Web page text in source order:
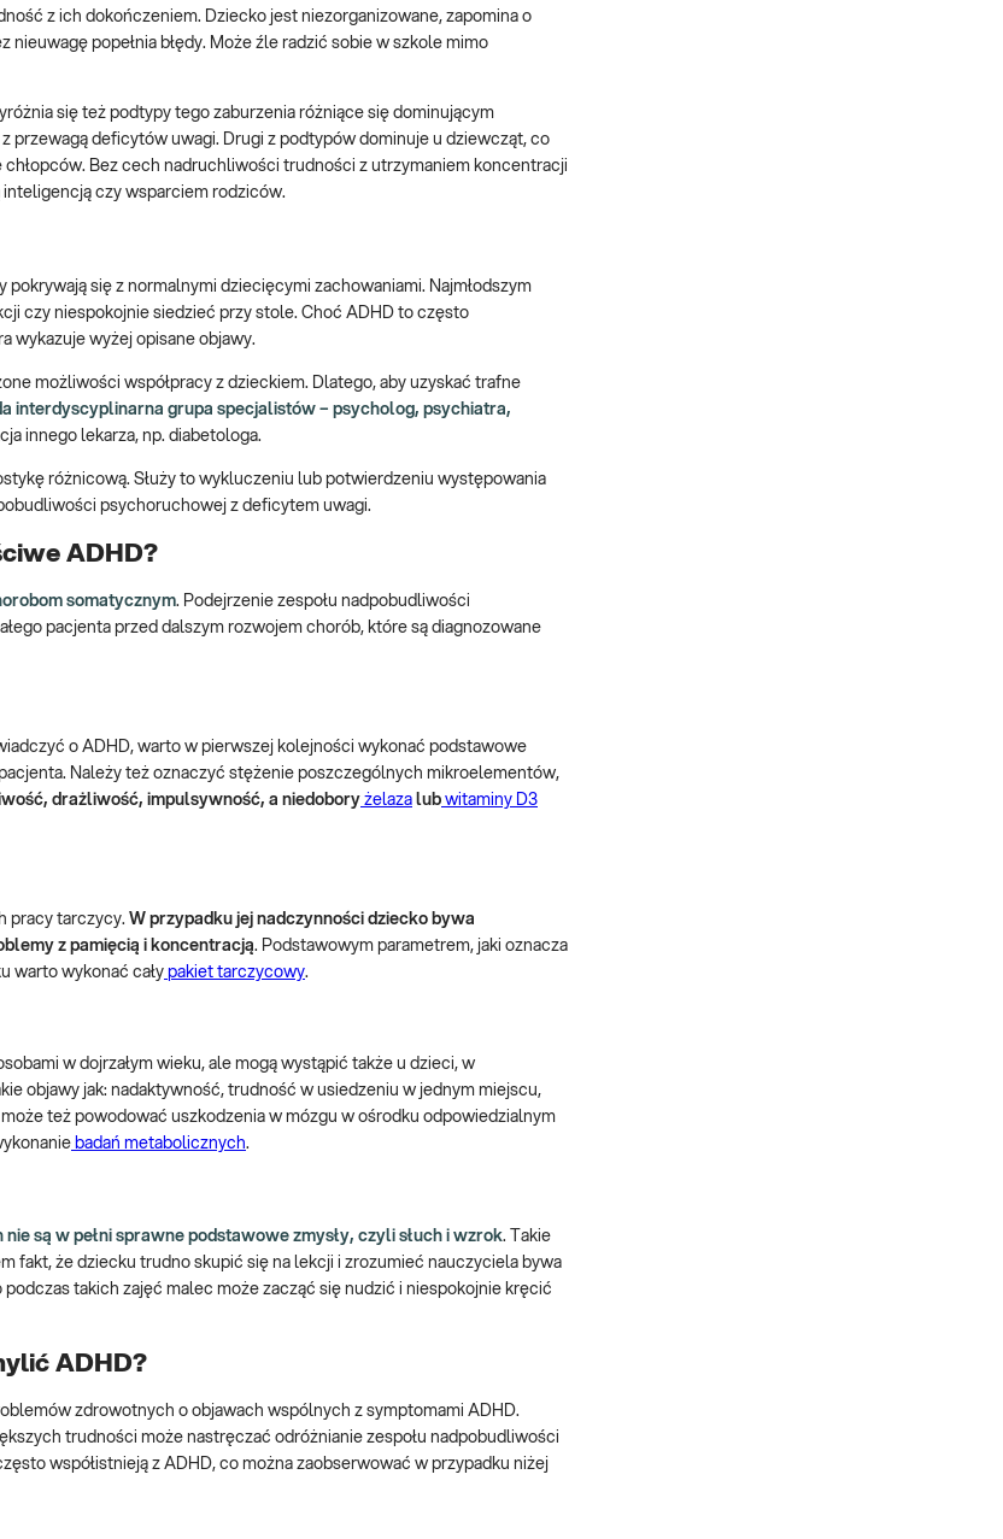
z ich dokończeniem. Dziecko jest niezorganizowane, zapomina o
popełnia błędy. Może źle radzić sobie w szkole mimo
się też podtypy tego zaburzenia różniące się dominującym
przewagą deficytów uwagi. Drugi z podtypów dominuje u dziewcząt, co
chłopców. Bez cech nadruchliwości trudności z utrzymaniem koncentracji
inteligencją czy wsparciem rodziców.
się z normalnymi dziecięcymi zachowaniami. Najmłodszym
czy niespokojnie siedzieć przy stole. Choć ADHD to często
wykazuje wyżej opisane objawy.
możliwości współpracy z dzieckiem. Dlatego, aby uzyskać trafne
interdyscyplinarna grupa specjalistów – psycholog, psychiatra,
innego lekarza, np. diabetologa.
różnicową. Służy to wykluczeniu lub potwierdzeniu występowania
psychoruchowej z deficytem uwagi.
ADHD?
somatycznym. Podejrzenie zespołu nadpobudliwości
pacjenta przed dalszym rozwojem chorób, które są diagnozowane
o ADHD, warto w pierwszej kolejności wykonać podstawowe
Należy też oznaczyć stężenie poszczególnych mikroelementów,
drażliwość, impulsywność, a niedobory żelaza lub witaminy D3
pracy tarczycy. W przypadku jej nadczynności dziecko bywa
z pamięcią i koncentracją. Podstawowym parametrem, jaki oznacza
warto wykonać cały pakiet tarczycowy.
w dojrzałym wieku, ale mogą wystąpić także u dzieci, w
objawy jak: nadaktywność, trudność w usiedzeniu w jednym miejscu,
też powodować uszkodzenia w mózgu w ośrodku odpowiedzialnym
badań metabolicznych.
są w pełni sprawne podstawowe zmysły, czyli słuch i wzrok. Takie
fakt, że dziecku trudno skupić się na lekcji i zrozumieć nauczyciela bywa
takich zajęć malec może zacząć się nudzić i niespokojnie kręcić
ADHD?
zdrowotnych o objawach wspólnych z symptomami ADHD.
trudności może nastręczać odróżnianie zespołu nadpobudliwości
współistnieją z ADHD, co można zaobserwować w przypadku niżej